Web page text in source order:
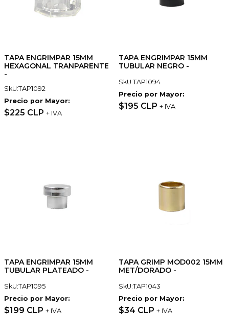
TAPA ENGRIMPAR 15MM
HEXAGONAL TRANPARENTE
-
SkU:TAP1092
Precio por Mayor:
$225 CLP + IVA
TAPA ENGRIMPAR 15MM
TUBULAR NEGRO -
SkU:TAP1094
Precio por Mayor:
$195 CLP + IVA
TAPA ENGRIMPAR 15MM
TUBULAR PLATEADO -
SkU:TAP1095
Precio por Mayor:
$199 CLP + IVA
TAPA GRIMP MOD002 15MM
MET/DORADO -
SkU:TAP1043
Precio por Mayor:
$34 CLP + IVA